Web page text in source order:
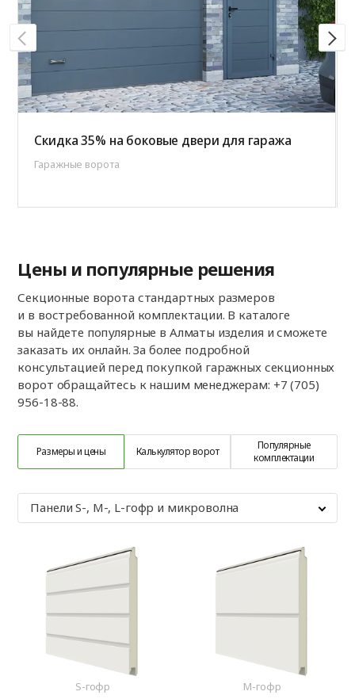
Скидка 35% на боковые двери для гаража
Гаражные ворота
Цены и популярные решения
Секционные ворота стандартных размеров
и в востребованной комплектации. В каталоге
вы найдете популярные в Алматы изделия и сможете
заказать их онлайн. За более подробной
консультацией перед покупкой гаражных секционных
ворот обращайтесь к нашим менеджерам: +7 (705)
956-18-88.
Размеры и цены Калькулятор ворот
Популярные
комплектации
Панели S-, M-, L-гофр и микроволна
S-гофр M-гофр